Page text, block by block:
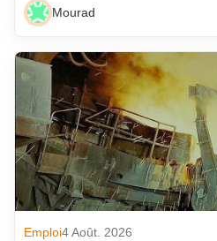
Mourad
Emploi4 Août. 2026